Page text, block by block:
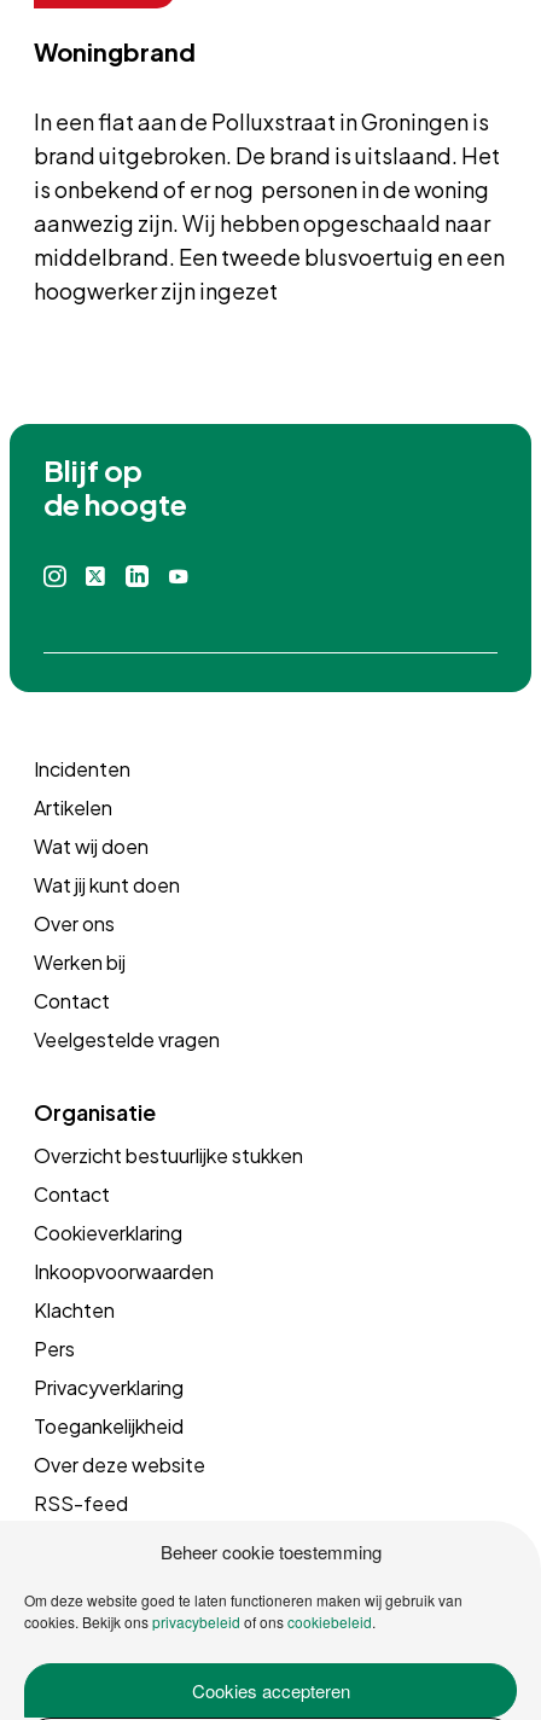
Beheer cookie toestemming
Om deze website goed te laten functioneren maken wij gebruik van
cookies. Bekijk onsprivacybeleid of onscookiebeleid.
Cookies accepteren
Woningbrand
In een flat aan de Polluxstraat in Groningen is
brand uitgebroken. De brand is uitslaand. Het
is onbekend of er nog personen in de woning
aanwezig zijn. Wij hebben opgeschaald naar
middelbrand. Een tweede blusvoertuig en een
hoogwerker zijn ingezet
Blijf op
de hoogte
InstagramLinkedin
Incidenten
Artikelen
Wat wij doen
Wat jij kunt doen
Over ons
Werken bij
Contact
Veelgestelde vragen
Organisatie
Overzicht bestuurlijke stukken
Contact
Cookieverklaring
Inkoopvoorwaarden
Klachten
Pers
Privacyverklaring
Toegankelijkheid
Over deze website
RSS-feed
Mail